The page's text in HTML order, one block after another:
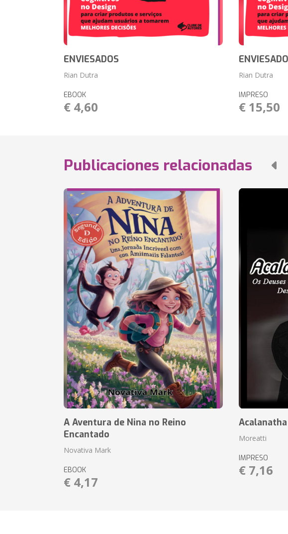
ENVIESADOS
Rian Dutra
EBOOK
€ 4,60
Rian Dutra
IMPRESO
€ 15,50
Publicaciones relacionadas
A Aventura de Nina no Reino
Encantado
Novativa Mark
EBOOK
€ 4,17
Acalanatha
Moreatti
IMPRESO
€ 7,16